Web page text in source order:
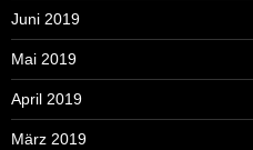
Juni 2019
Mai 2019
April 2019
März 2019